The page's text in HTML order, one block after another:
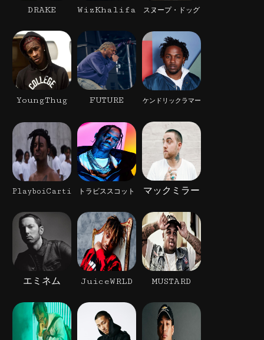
DRAKE WizKhalifa スヌープ・ドッグ
YoungThug FUTURE ケンドリックラマー
PlayboiCarti トラビススコット マックミラー
エミネム JuiceWRLD MUSTARD